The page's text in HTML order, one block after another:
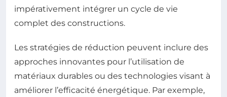
impérativement intégrer un cycle de vie
complet des constructions.
Les stratégies de réduction peuvent inclure des
approches innovantes pour l’utilisation de
matériaux durables ou des technologies visant à
améliorer l’efficacité énergétique. Par exemple,